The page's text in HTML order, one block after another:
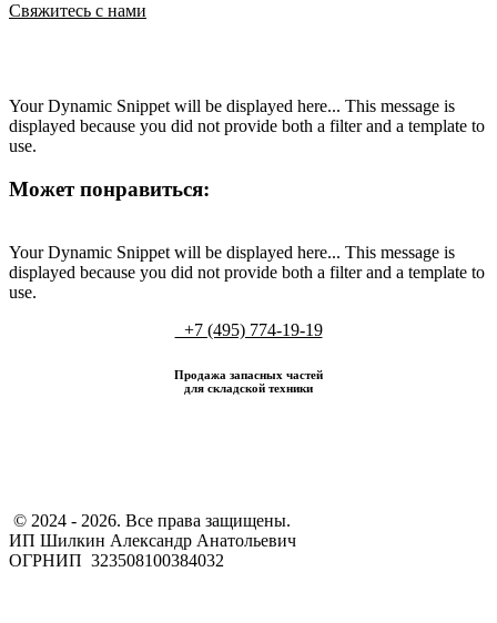
Свяжитесь с нами
Your Dynamic Snippet will be displayed here... This message is
displayed because you did not provide both a filter and a template to
use.
Может понравиться:
Your Dynamic Snippet will be displayed here... This message is
displayed because you did not provide both a filter and a template to
use.
+7 (495) 774-19-19
Продажа запасных частей
для складской техники
​ © 2024 - 2026. Все права защищены.
ИП Шилкин Александр Анатольевич
ОГРНИП 323508100384032